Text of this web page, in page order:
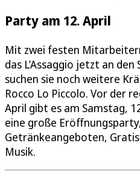
Party am 12. April
Mit zwei festen
das L’Assaggio jetzt an
suchen sie noch weitere
Rocco Lo Piccolo. Vor der
April gibt es am Samstag,
eine große
Getränkeangeboten,
Musik.